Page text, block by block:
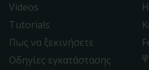
Videos
Tutorials
Πως να ξεκινήσετε
Οδηγίες εγκατάστασης